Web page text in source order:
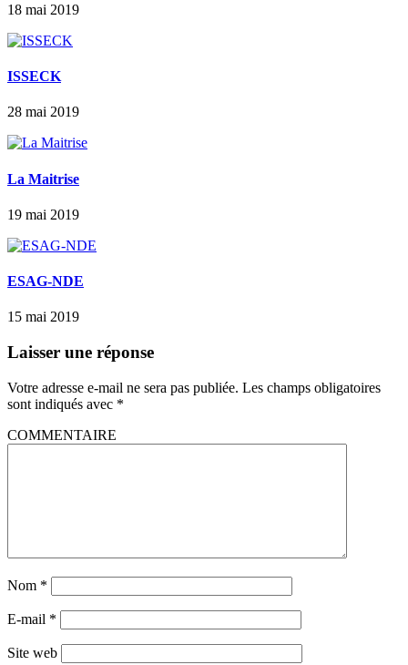
18 mai 2019
ISSECK
28 mai 2019
La Maitrise
19 mai 2019
ESAG-NDE
15 mai 2019
Laisser une réponse
Votre adresse e-mail ne sera pas publiée. Les champs obligatoires
sont indiqués avec *
COMMENTAIRE
Nom *
E-mail *
Site web